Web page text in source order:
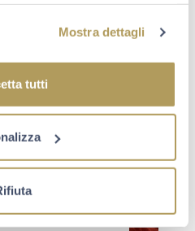
Mostra dettagli
tutti